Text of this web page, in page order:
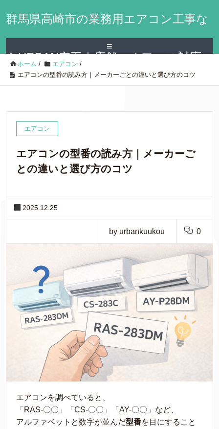
群馬県高崎市の業務用エアコン工事な
らURBAN空工｜店舗・オフィス対応
≡
ホーム / エアコン /
エアコンの型番の読み方｜メーカーごとの違いと選び方のコツ
エアコン
エアコンの型番の読み方｜メーカーご
との違いと選び方のコツ
2025.12.25
by urbankuukou 0
エアコンを調べていると、
「RAS-〇〇」「CS-〇〇」「AY-〇〇」など、
アルファベットと数字が並んだ型番を目にすること